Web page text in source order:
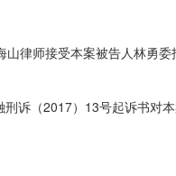
律师接受本案被告人林勇委
诉（2017）13号起诉书对